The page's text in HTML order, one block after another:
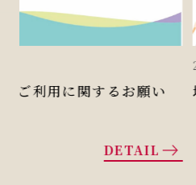
地域の素材がアートに生
『つなぐはぐくむツー